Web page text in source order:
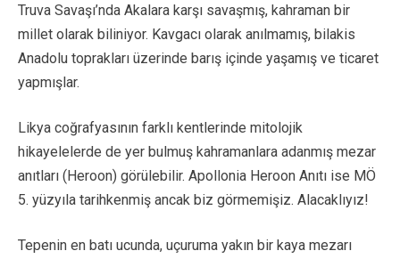
Truva Savaşı’nda Akalara karşı savaşmış, kahraman bir
millet olarak biliniyor. Kavgacı olarak anılmamış, bilakis
Anadolu toprakları üzerinde barış içinde yaşamış ve ticaret
yapmışlar.
Likya coğrafyasının farklı kentlerinde mitolojik
hikayelelerde de yer bulmuş kahramanlara adanmış mezar
anıtları (Heroon) görülebilir. Apollonia Heroon Anıtı ise MÖ
5. yüzyıla tarihkenmiş ancak biz görmemişiz. Alacaklıyız!
Tepenin en batı ucunda, uçuruma yakın bir kaya mezarı